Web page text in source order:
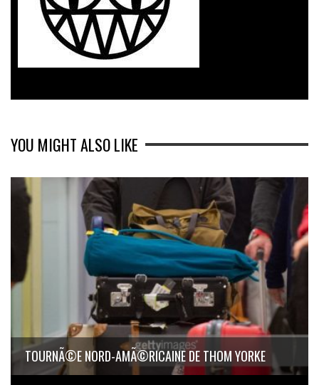
YOU MIGHT ALSO LIKE
TOURNÃ©E NORD-AMÃ©RICAINE DE THOM YORKE